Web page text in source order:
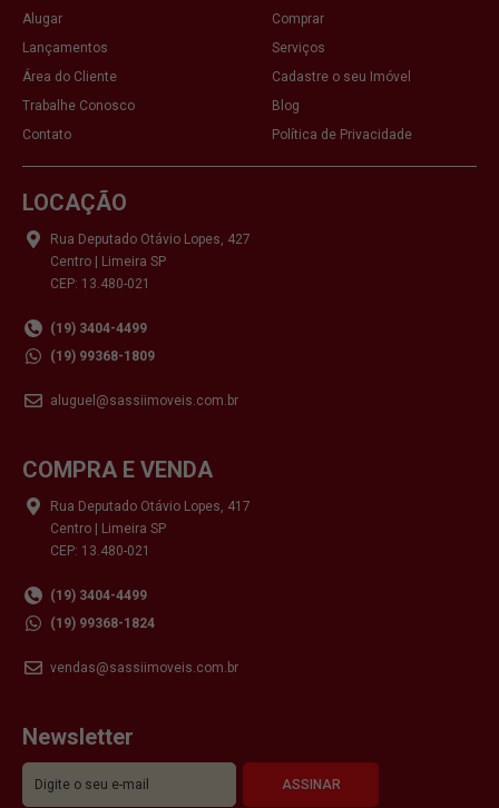
Alugar
Comprar
Lançamentos
Serviços
Área do Cliente
Cadastre o seu Imóvel
Trabalhe Conosco
Blog
Contato
Política de Privacidade
LOCAÇÃO
Rua Deputado Otávio Lopes, 427
Centro | Limeira SP
CEP: 13.480-021
(19) 3404-4499
(19) 99368-1809
aluguel@sassiimoveis.com.br
COMPRA E VENDA
Rua Deputado Otávio Lopes, 417
Centro | Limeira SP
CEP: 13.480-021
(19) 3404-4499
(19) 99368-1824
vendas@sassiimoveis.com.br
Newsletter